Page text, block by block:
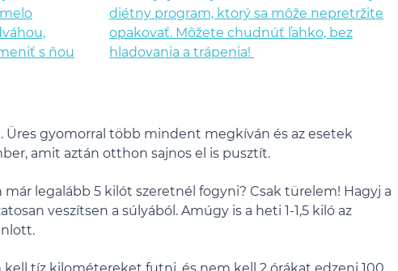
s ňou
diétny program, ktorý sa môže nepretržite
opakovať. Môžete chudnúť ľahko, bez
hladovania a trápenia!
gyomorral több mindent megkíván és az esetek
amit aztán otthon sajnos el is pusztít.
legalább 5 kilót szeretnél fogyni? Csak türelem! Hagyj a
veszítsen a súlyából. Amúgy is a heti 1-1,5 kiló az